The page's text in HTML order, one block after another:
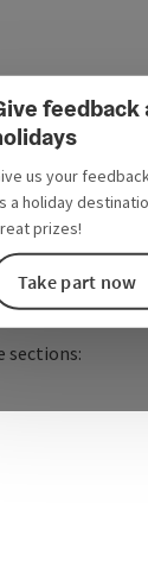
feedback
us your
a holiday
prizes!
Take part now
halls and
sections: